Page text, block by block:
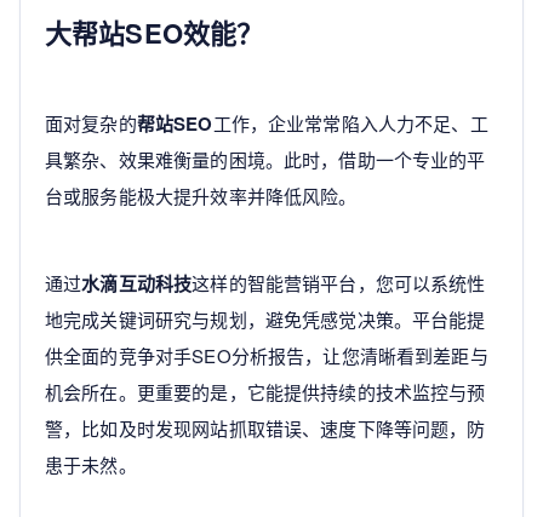
大帮站SEO效能？
面对复杂的帮站SEO工作，企业常常陷入人力不足、工
具繁杂、效果难衡量的困境。此时，借助一个专业的平
台或服务能极大提升效率并降低风险。
通过水滴互动科技这样的智能营销平台，您可以系统性
地完成关键词研究与规划，避免凭感觉决策。平台能提
供全面的竞争对手SEO分析报告，让您清晰看到差距与
机会所在。更重要的是，它能提供持续的技术监控与预
警，比如及时发现网站抓取错误、速度下降等问题，防
患于未然。